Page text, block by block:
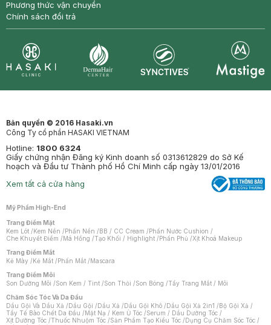
Phương thức vận chuyển
Chính sách đổi trả
Bản quyền © 2016 Hasaki.vn
Công Ty cổ phần HASAKI VIETNAM
Hotline: 1800 6324
Giấy chứng nhận Đăng ký Kinh doanh số 0313612829 do Sở Kế
hoạch và Đầu tư Thành phố Hồ Chí Minh cấp ngày 13/01/2016
Xem tất cả cửa hàng
Mỹ Phẩm High-End
Trang Điểm Mặt
Kem Lót /Kem Nền /Phấn Nền /BB / CC Cream /Phấn Nước Cushion /
Che Khuyết Điểm /Má Hồng /Tạo Khối / Highlight /Phấn Phủ /Xịt Khoá Makeup
Trang Điểm Mắt
Kẻ Mày /Kẻ Mắt /Phấn Mắt /Mascara
Trang Điểm Môi
Son Dưỡng Môi /Son Kem / Tint /Son Thỏi /Son Bóng /Tẩy Trang Mắt / Môi
Chăm Sóc Tóc Và Da Đầu
Dầu Gội Và Dầu Xả /Dầu Gội /Dầu Xả /Dầu Gội Khô /Dầu Gội Xả 2in1 /Bộ Gội Xả /
Tẩy Tế Bào Chết Da Đầu /Mặt Nạ / Kem Ủ Tóc /Serum / Dầu Dưỡng Tóc /
Xịt Dưỡng Tóc /Thuốc Nhuộm Tóc /Sản Phẩm Tạo Kiểu Tóc /Dụng Cụ Chăm Sóc Tóc /